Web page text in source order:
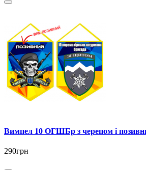
Вимпел 10 ОГШБр з черепом і
290грн